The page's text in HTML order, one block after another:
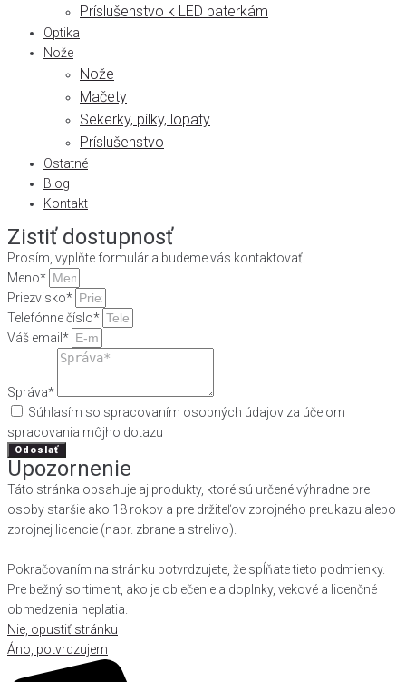
Príslušenstvo k LED baterkám
Optika
Nože
Nože
Mačety
Sekerky, pílky, lopaty
Príslušenstvo
Ostatné
Blog
Kontakt
Zistiť dostupnosť
Prosím, vyplňte formulár a budeme vás kontaktovať.
Meno*
Priezvisko*
Telefónne číslo*
Váš email*
Správa*
Súhlasím so spracovaním osobných údajov za účelom
spracovania môjho dotazu
Odoslať
Upozornenie
Táto stránka obsahuje aj produkty, ktoré sú určené výhradne pre
osoby staršie ako 18 rokov a pre držiteľov zbrojného preukazu alebo
zbrojnej licencie (napr. zbrane a strelivo).
Pokračovaním na stránku potvrdzujete, že spĺňate tieto podmienky.
Pre bežný sortiment, ako je oblečenie a doplnky, vekové a licenčné
obmedzenia neplatia.
Nie, opustiť stránku
Áno, potvrdzujem